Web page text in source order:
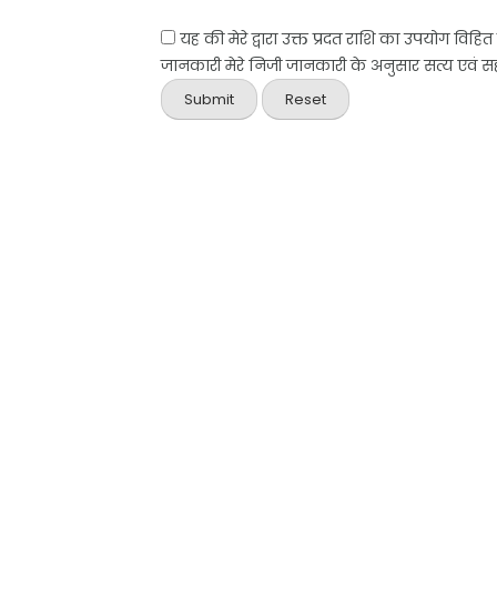
यह की मेरे द्वारा उक्त प्रदत राशि का उपयोग
जानकारी मेरे निजी जानकारी के अनुसार सत्य एवं